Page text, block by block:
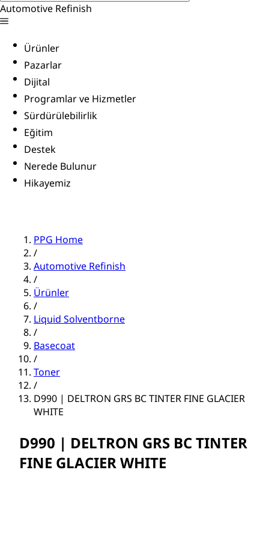
Automotive Refinish
Ürünler
Pazarlar
Dijital
Programlar ve Hizmetler
Sürdürülebilirlik
Eğitim
Destek
Nerede Bulunur
Hikayemiz
PPG Home
/
Automotive Refinish
/
Ürünler
/
Liquid Solventborne
/
Basecoat
/
Toner
/
D990 | DELTRON GRS BC TINTER FINE GLACIER
WHITE
D990 | DELTRON GRS BC TINTER
FINE GLACIER WHITE